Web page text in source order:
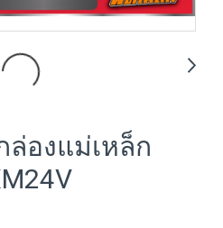
องแม่เหล็ก